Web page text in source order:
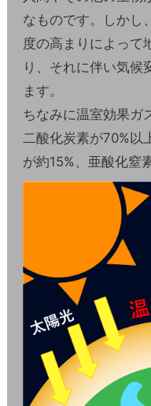
なものです。しかし
度の高まりによって
り、それに伴い気候
ます。
ちなみに温室効果ガ
二酸化炭素が70%以
が約15%、亜酸化窒